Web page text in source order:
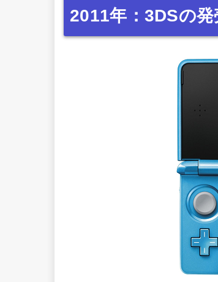
2011年：3DSの